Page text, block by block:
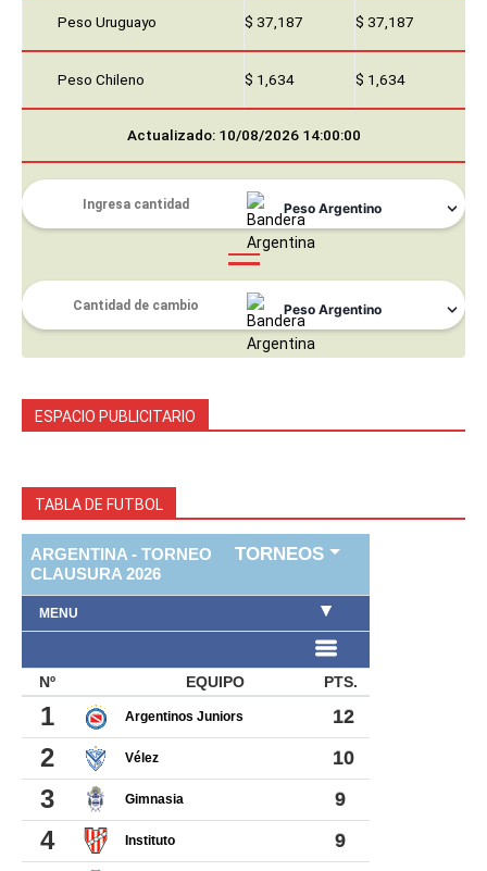
Peso Uruguayo $ 37,187 $ 37,187
Peso Chileno $ 1,634 $ 1,634
Actualizado: 10/08/2026 14:00:00
ESPACIO PUBLICITARIO
TABLA DE FUTBOL